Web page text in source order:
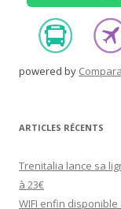
powered by
ARTICLES RÉCENTS
Trenitalia lance sa
à 23€
WIFI enfin disponible